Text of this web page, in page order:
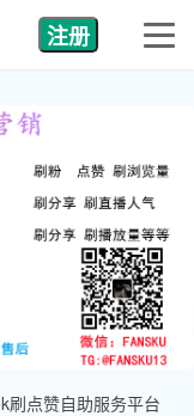
注册
刷点赞自助服务平台